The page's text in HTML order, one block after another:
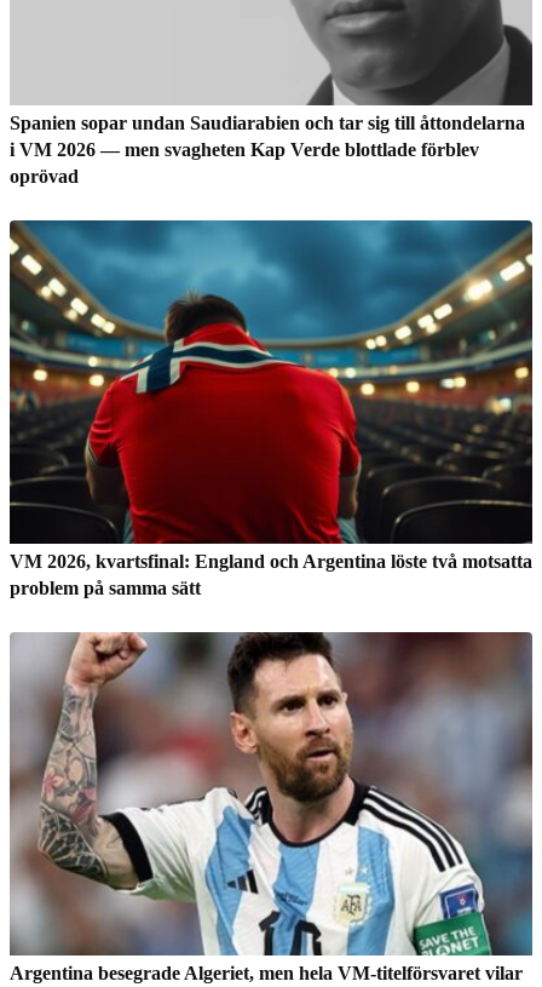
Spanien sopar undan Saudiarabien och tar sig till åttondelarna
i VM 2026 — men svagheten Kap Verde blottlade förblev
oprövad
VM 2026, kvartsfinal: England och Argentina löste två motsatta
problem på samma sätt
Argentina besegrade Algeriet, men hela VM-titelförsvaret vilar